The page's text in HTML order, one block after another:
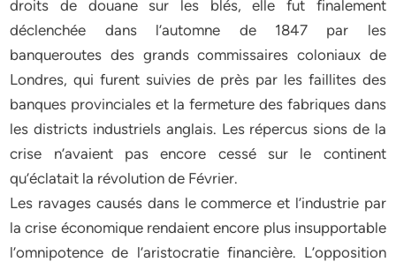
droits de douane sur les blés, elle fut finalement
déclenchée dans l’automne de 1847 par les
banqueroutes des grands commissaires coloniaux de
Londres, qui furent suivies de près par les faillites des
banques provinciales et la fermeture des fabriques dans
les districts industriels anglais. Les répercus sions de la
crise n’avaient pas encore cessé sur le continent
qu’éclatait la révolution de Février.
Les ravages causés dans le commerce et l’industrie par
la crise économique rendaient encore plus insupportable
l’omnipotence de l’aristocratie financière. L’opposition